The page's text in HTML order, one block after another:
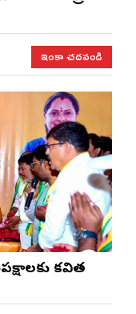
ఇంకా చదవండి
కవిత